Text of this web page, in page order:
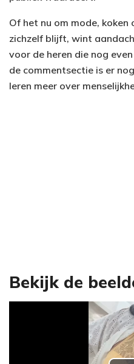
Of het nu om mode,
zichzelf blijft, wint
voor de heren die nog
de commentsectie is er
leren meer over
Bekijk de